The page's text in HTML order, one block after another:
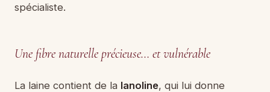
spécialiste.
Une fibre naturelle précieuse… et vulnérable
La laine contient de la lanoline, qui lui donne